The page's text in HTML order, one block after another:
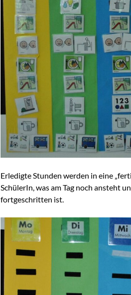
Erledigte Stunden werden in eine
SchülerIn, was am Tag noch ansteht
fortgeschritten ist.